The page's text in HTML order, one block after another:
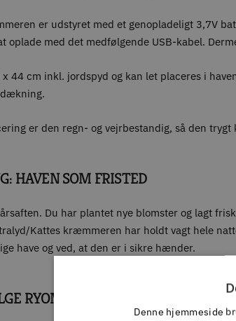
er udstyret med et genopladeligt 3,7V
oplade med det medfølgende USB-kabel.
44 cm inkl. jordspyd og kan let placeres i
er den regn- og vejrbestandig, så den
HAVEN SOM FRISTED
Du har plantet nye blomster og lagt
Kattes kræmmeren har holdt vagt hele
have og ved, at den er i sikre hænder.
RYOM ULTRALYD/KATTE
Denne hjemmeside